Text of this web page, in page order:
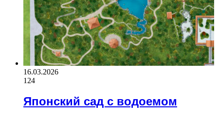
16.03.2026
124
Японский сад с водоемом